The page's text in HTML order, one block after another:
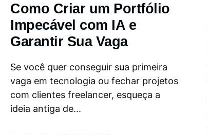
Como Criar um Portfólio
Impecável com IA e
Garantir Sua Vaga
Se você quer conseguir sua primeira
vaga em tecnologia ou fechar projetos
com clientes freelancer, esqueça a
ideia antiga de...